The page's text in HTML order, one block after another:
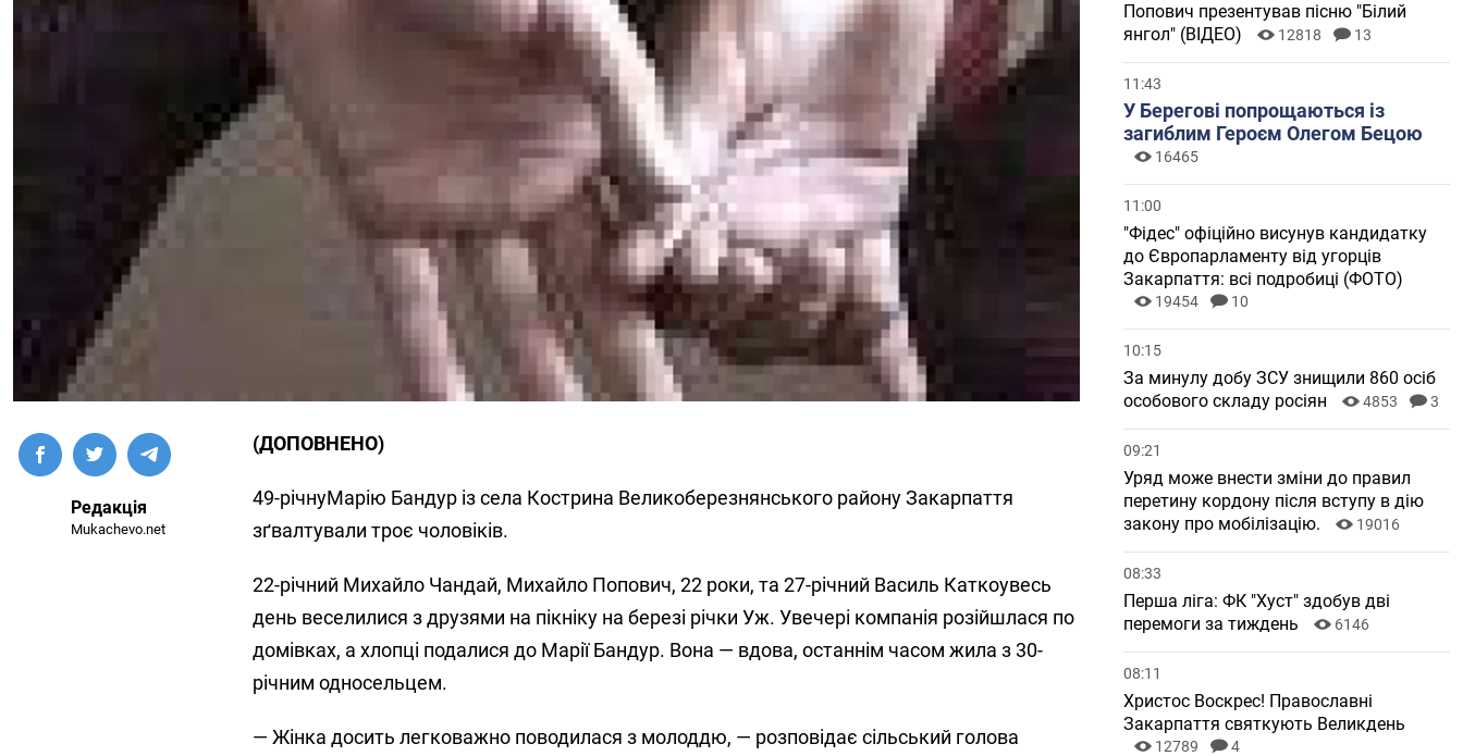
Редакція
Mukachevo.net
(ДОПОВНЕНО)
49-річнуМарію Бандур із села Кострина Великоберезнянського району Закарпаття
зґвалтували троє чоловіків.
22-річний Михайло Чандай, Михайло Попович, 22 роки, та 27-річний Василь Каткоувесь
день веселилися з друзями на пікніку на березі річки Уж. Увечері компанія розійшлася по
домівках, а хлопці подалися до Марії Бандур. Вона — вдова, останнім часом жила з 30-
річним односельцем.
— Жінка досить легковажно поводилася з молоддю, — розповідає сільський голова
Попович презентував пісню "Білий
янгол" (ВІДЕО)
12818 13
11:43
У Берегові попрощаються із
загиблим Героєм Олегом Бецою
16465
11:00
"Фідес" офіційно висунув кандидатку
до Європарламенту від угорців
Закарпаття: всі подробиці (ФОТО)
19454 10
10:15
За минулу добу ЗСУ знищили 860 осіб
особового складу росіян
4853 3
09:21
Уряд може внести зміни до правил
перетину кордону після вступу в дію
закону про мобілізацію.
19016
08:33
Перша ліга: ФК "Хуст" здобув дві
перемоги за тиждень
6146
08:11
Христос Воскрес! Православні
Закарпаття святкують Великдень
12789 4